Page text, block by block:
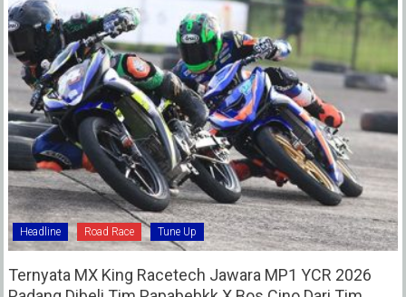
Headline Road Race Tune Up
Ternyata MX King Racetech Jawara MP1 YCR 2026